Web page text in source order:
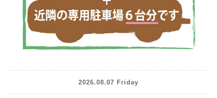
2026.08.07 Friday